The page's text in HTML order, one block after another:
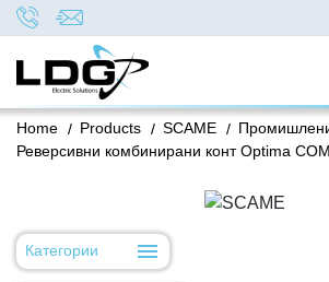
/
Home /
Products /
SCAME
Реверсивни комбинирани конт Optima
Категории